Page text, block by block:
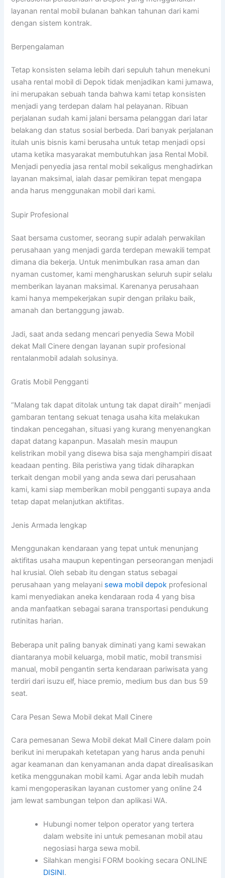
layanan rental mobil bulanan bahkan tahunan dari kami
dengan sistem kontrak.
Berpengalaman
Tetap konsisten selama lebih dari sepuluh tahun menekuni
usaha rental mobil di Depok tidak menjadikan kami jumawa,
ini merupakan sebuah tanda bahwa kami tetap konsisten
menjadi yang terdepan dalam hal pelayanan. Ribuan
perjalanan sudah kami jalani bersama pelanggan dari latar
belakang dan status sosial berbeda. Dari banyak perjalanan
itulah unis bisnis kami berusaha untuk tetap menjadi opsi
utama ketika masyarakat membutuhkan jasa Rental Mobil.
Menjadi penyedia jasa rental mobil sekaligus menghadirkan
layanan maksimal, ialah dasar pemikiran tepat mengapa
anda harus menggunakan mobil dari kami.
Supir Profesional
Saat bersama customer, seorang supir adalah perwakilan
perusahaan yang menjadi garda terdepan mewakili tempat
dimana dia bekerja. Untuk menimbulkan rasa aman dan
nyaman customer, kami mengharuskan seluruh supir selalu
memberikan layanan maksimal. Karenanya perusahaan
kami hanya mempekerjakan supir dengan prilaku baik,
amanah dan bertanggung jawab.
Jadi, saat anda sedang mencari penyedia Sewa Mobil
dekat Mall Cinere dengan layanan supir profesional
rentalanmobil adalah solusinya.
Gratis Mobil Pengganti
“Malang tak dapat ditolak untung tak dapat diraih” menjadi
gambaran tentang sekuat tenaga usaha kita melakukan
tindakan pencegahan, situasi yang kurang menyenangkan
dapat datang kapanpun. Masalah mesin maupun
kelistrikan mobil yang disewa bisa saja menghampiri disaat
keadaan penting. Bila peristiwa yang tidak diharapkan
terkait dengan mobil yang anda sewa dari perusahaan
kami, kami siap memberikan mobil pengganti supaya anda
tetap dapat melanjutkan aktifitas.
Jenis Armada lengkap
Menggunakan kendaraan yang tepat untuk menunjang
aktifitas usaha maupun kepentingan perseorangan menjadi
hal krusial. Oleh sebab itu dengan status sebagai
perusahaan yang melayani sewa mobil depok profesional
kami menyediakan aneka kendaraan roda 4 yang bisa
anda manfaatkan sebagai sarana transportasi pendukung
rutinitas harian.
Beberapa unit paling banyak diminati yang kami sewakan
diantaranya mobil keluarga, mobil matic, mobil transmisi
manual, mobil pengantin serta kendaraan pariwisata yang
terdiri dari isuzu elf, hiace premio, medium bus dan bus 59
seat.
Cara Pesan Sewa Mobil dekat Mall Cinere
Cara pemesanan Sewa Mobil dekat Mall Cinere dalam poin
berikut ini merupakah ketetapan yang harus anda penuhi
agar keamanan dan kenyamanan anda dapat direalisasikan
ketika menggunakan mobil kami. Agar anda lebih mudah
kami mengoperasikan layanan customer yang online 24
jam lewat sambungan telpon dan aplikasi WA.
Hubungi nomer telpon operator yang tertera
dalam website ini untuk pemesanan mobil atau
negosiasi harga sewa mobil.
Silahkan mengisi FORM booking secara ONLINE
DISINI.